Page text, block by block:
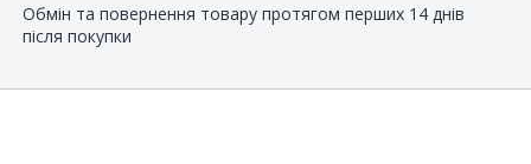
Обмін та повернення товару протягом перших 14 днів
після покупки